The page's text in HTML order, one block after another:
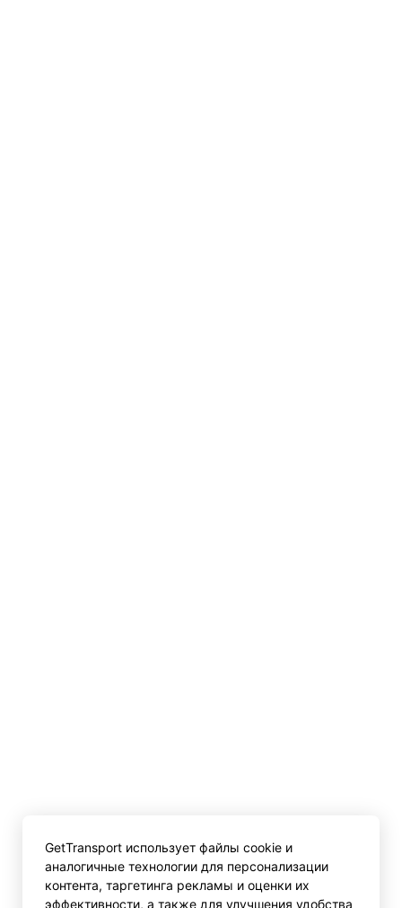
GetTransport использует файлы cookie и
аналогичные технологии для персонализации
контента, таргетинга рекламы и оценки их
эффективности, а также для улучшения удобства